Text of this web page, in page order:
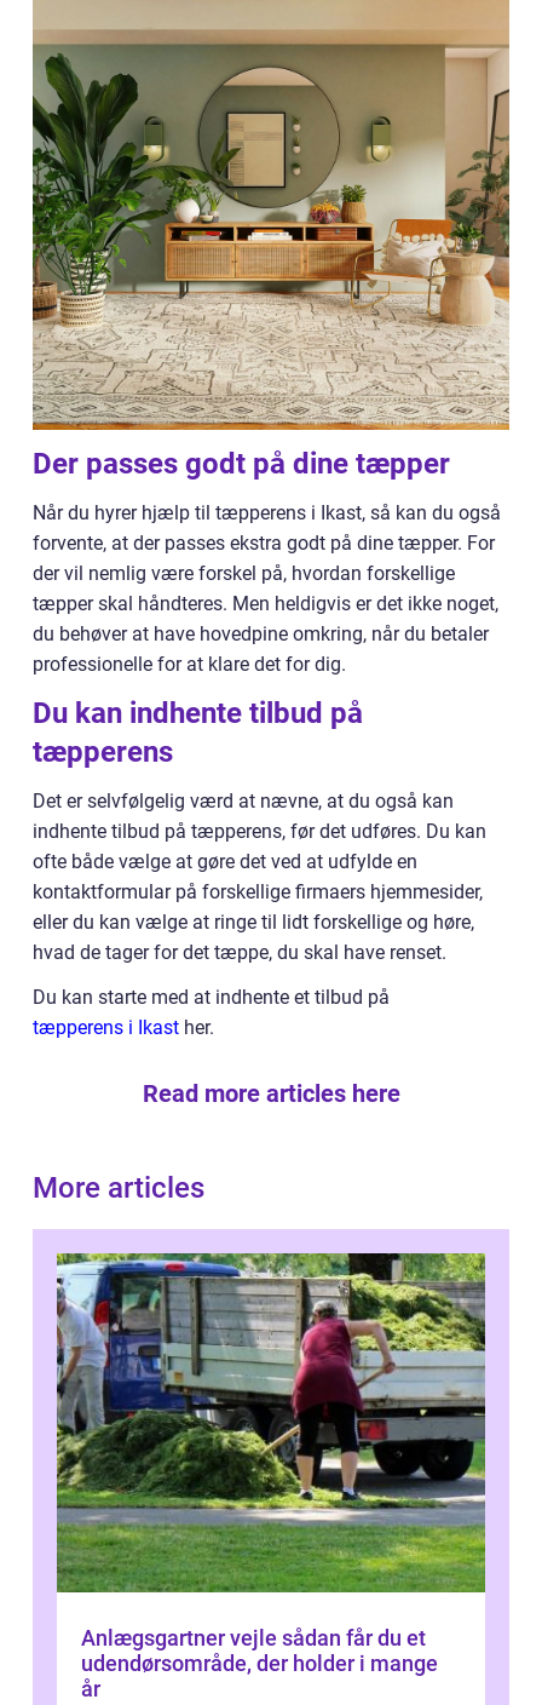
Der passes godt på dine tæpper
Når du hyrer hjælp til tæpperens i Ikast, så kan du også
forvente, at der passes ekstra godt på dine tæpper. For
der vil nemlig være forskel på, hvordan forskellige
tæpper skal håndteres. Men heldigvis er det ikke noget,
du behøver at have hovedpine omkring, når du betaler
professionelle for at klare det for dig.
Du kan indhente tilbud på
tæpperens
Det er selvfølgelig værd at nævne, at du også kan
indhente tilbud på tæpperens, før det udføres. Du kan
ofte både vælge at gøre det ved at udfylde en
kontaktformular på forskellige firmaers hjemmesider,
eller du kan vælge at ringe til lidt forskellige og høre,
hvad de tager for det tæppe, du skal have renset.
Du kan starte med at indhente et tilbud på
tæpperens i Ikast her.
Read more articles here
More articles
Anlægsgartner vejle sådan får du et
udendørsområde, der holder i mange
år